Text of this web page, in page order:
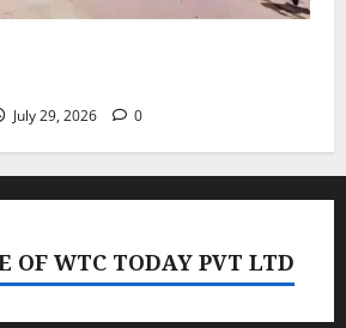
July 29, 2026 0
OF WTC TODAY PVT LTD